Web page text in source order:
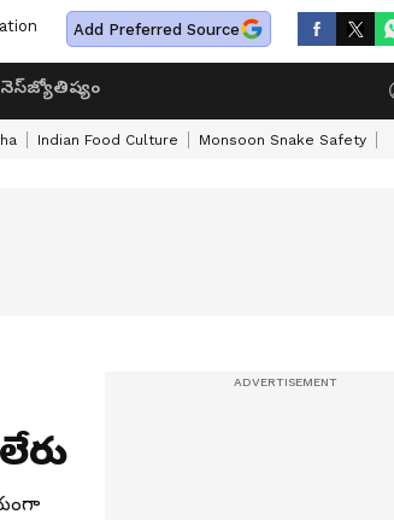
Add Preferred Source
జ్యోతిష్యం
Indian Food Culture Monsoon Snake Safety